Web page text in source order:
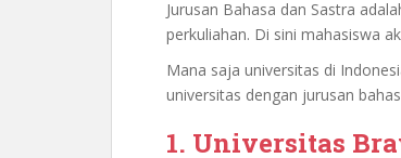
Jurusan Bahasa dan Sastra
perkuliahan. Di sini mahasiswa
Mana saja universitas di
universitas dengan jurusan
1. Universitas